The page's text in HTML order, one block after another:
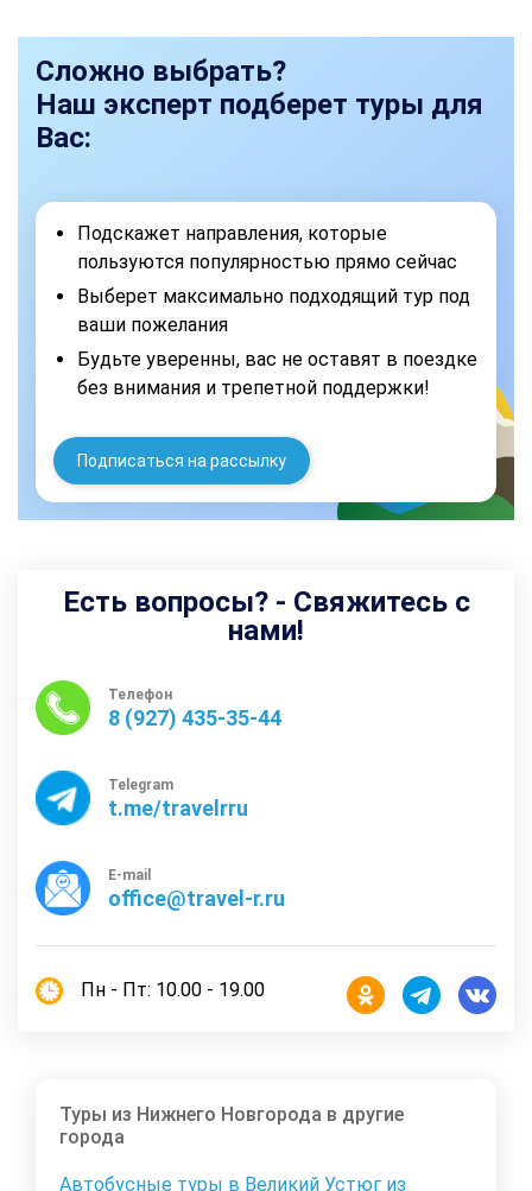
Сложно выбрать?
Наш эксперт подберет туры для
Вас:
Подскажет направления, которые
пользуются популярностью прямо сейчас
Выберет максимально подходящий тур под
ваши пожелания
Будьте уверенны, вас не оставят в поездке
без внимания и трепетной поддержки!
Подписаться на рассылку
Есть вопросы? - Свяжитесь с
нами!
Телефон
8 (927) 435-35-44
Telegram
t.me/travelrru
E-mail
office@travel-r.ru
Пн - Пт: 10.00 - 19.00
Туры из Нижнего Новгорода в другие
города
Автобусные туры в Великий Устюг из